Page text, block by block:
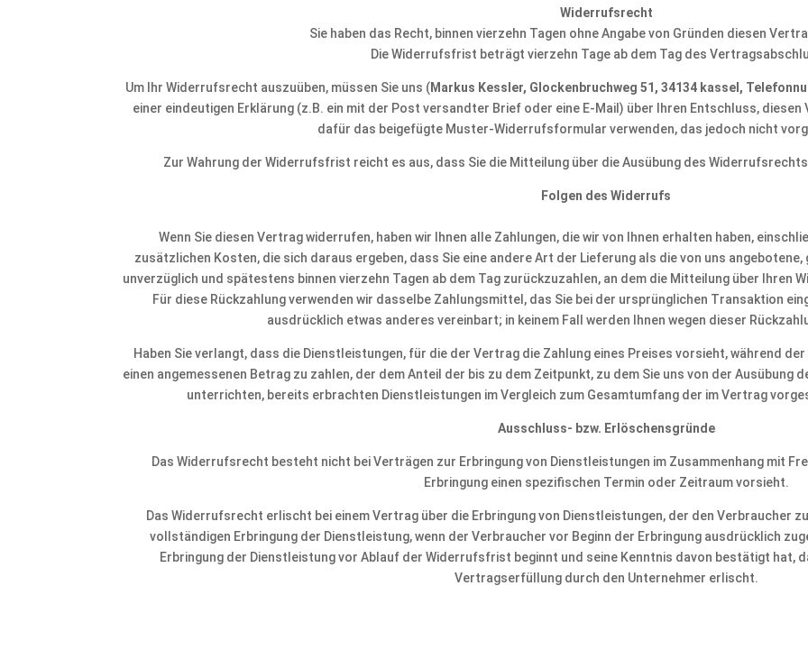
Widerrufsrecht
Sie haben das Recht, binnen vierzehn Tagen ohne Angabe von Gründen diesen
Die Widerrufsfrist beträgt vierzehn Tage ab dem Tag des
Um Ihr Widerrufsrecht auszuüben, müssen Sie uns (Markus Kessler, Glockenbruchweg 51, 34134 kassel,
einer eindeutigen Erklärung (z.B. ein mit der Post versandter Brief oder eine E-Mail) über Ihren Entschluss,
dafür das beigefügte Muster-Widerrufsformular verwenden, das jedoch nicht
Zur Wahrung der Widerrufsfrist reicht es aus, dass Sie die Mitteilung über die Ausübung des
Folgen des Widerrufs
Wenn Sie diesen Vertrag widerrufen, haben wir Ihnen alle Zahlungen, die wir von Ihnen erhalten haben,
zusätzlichen Kosten, die sich daraus ergeben, dass Sie eine andere Art der Lieferung als die von uns
unverzüglich und spätestens binnen vierzehn Tagen ab dem Tag zurückzuzahlen, an dem die Mitteilung über Ihren
Für diese Rückzahlung verwenden wir dasselbe Zahlungsmittel, das Sie bei der ursprünglichen Transaktion
ausdrücklich etwas anderes vereinbart; in keinem Fall werden Ihnen wegen dieser
Haben Sie verlangt, dass die Dienstleistungen, für die der Vertrag die Zahlung eines Preises vorsieht, während
einen angemessenen Betrag zu zahlen, der dem Anteil der bis zu dem Zeitpunkt, zu dem Sie uns von der
unterrichten, bereits erbrachten Dienstleistungen im Vergleich zum Gesamtumfang der im Vertrag
Ausschluss- bzw. Erlöschensgründe
Das Widerrufsrecht besteht nicht bei Verträgen zur Erbringung von Dienstleistungen im Zusammenhang mit
Erbringung einen spezifischen Termin oder Zeitraum vorsieht.
Das Widerrufsrecht erlischt bei einem Vertrag über die Erbringung von Dienstleistungen, der den Verbraucher
vollständigen Erbringung der Dienstleistung, wenn der Verbraucher vor Beginn der Erbringung ausdrücklich
Erbringung der Dienstleistung vor Ablauf der Widerrufsfrist beginnt und seine Kenntnis davon bestätigt hat,
Vertragserfüllung durch den Unternehmer erlischt.